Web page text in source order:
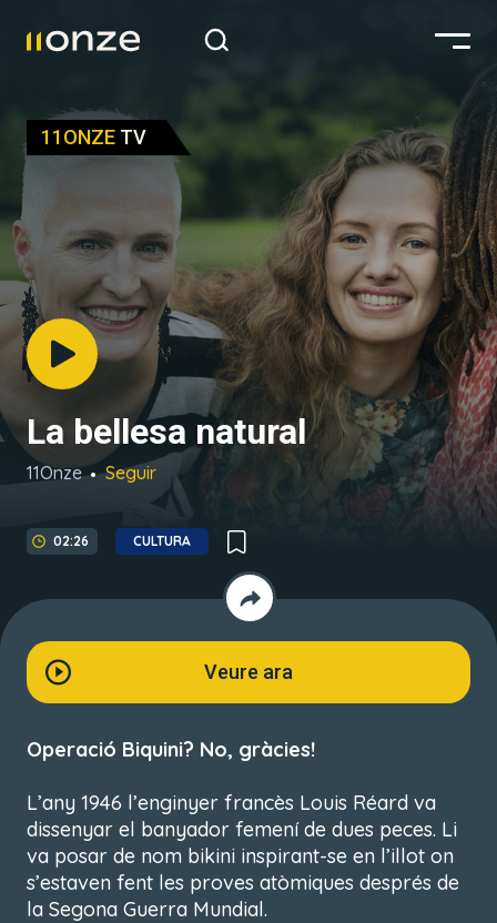
11ONZE TV
La bellesa natural
11Onze Seguir
02:26 CULTURA
Veure ara
Operació Biquini? No, gràcies!
L’any 1946 l’enginyer francès Louis Réard va
dissenyar el banyador femení de dues peces. Li
va posar de nom bikini inspirant-se en l’illot on
s’estaven fent les proves atòmiques després de
la Segona Guerra Mundial.